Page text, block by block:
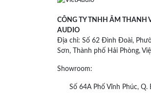
CÔNG TY TNHH ÂM THANH
AUDIO
Địa chỉ: Số 62 Đình Đoài,
Sơn, Thành phố Hải Phòng,
Showroom:
Số 64A Phố Vĩnh Phúc, Q.